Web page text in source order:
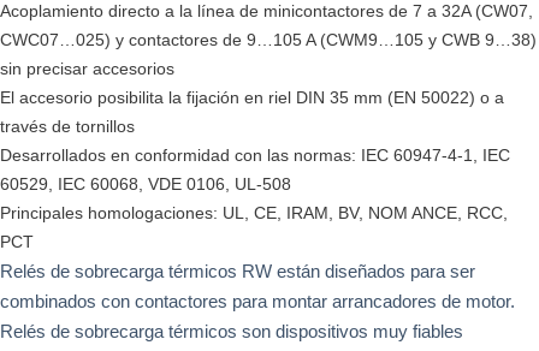
Acoplamiento directo a la línea de minicontactores de 7 a 32A (CW07,
CWC07…025) y contactores de 9…105 A (CWM9…105 y CWB 9…38)
sin precisar accesorios
El accesorio posibilita la fijación en riel DIN 35 mm (EN 50022) o a
través de tornillos
Desarrollados en conformidad con las normas: IEC 60947-4-1, IEC
60529, IEC 60068, VDE 0106, UL-508
Principales homologaciones: UL, CE, IRAM, BV, NOM ANCE, RCC,
PCT
Relés de sobrecarga térmicos RW están diseñados para ser
combinados con contactores para montar arrancadores de motor.
Relés de sobrecarga térmicos son dispositivos muy fiables